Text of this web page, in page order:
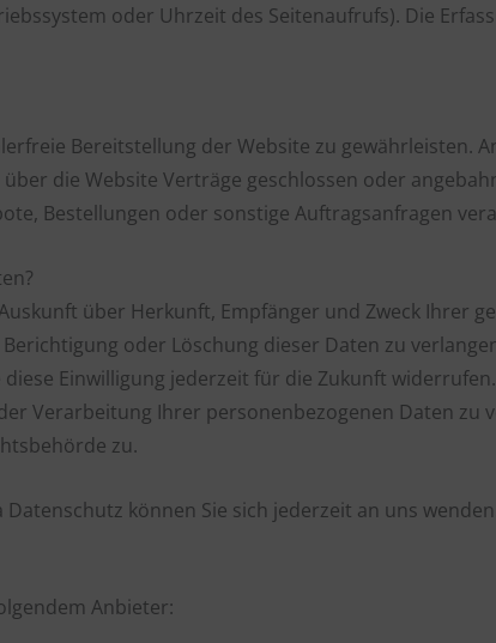
oder Uhrzeit des Seitenaufrufs). Die
Bereitstellung der Website zu gewährleisten.
die Website Verträge geschlossen oder
Bestellungen oder sonstige Auftragsanfragen
über Herkunft, Empfänger und Zweck Ihrer
oder Löschung dieser Daten zu
Einwilligung jederzeit für die Zukunft
Verarbeitung Ihrer personenbezogenen Daten zu
zu.
können Sie sich jederzeit an uns
Anbieter: